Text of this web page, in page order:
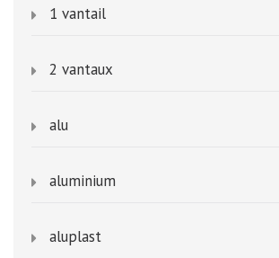
1 vantail
2 vantaux
alu
aluminium
aluplast